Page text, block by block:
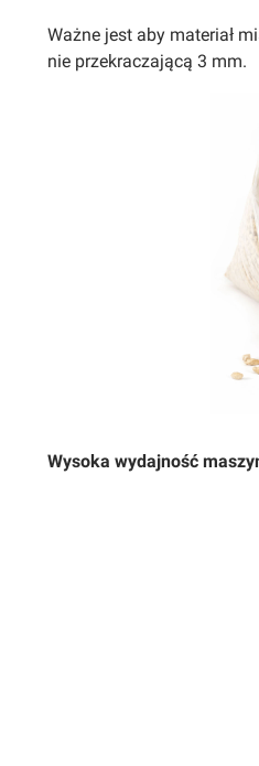
Ważne jest aby materiał
nie przekraczającą 3 mm.
Wysoka wydajność